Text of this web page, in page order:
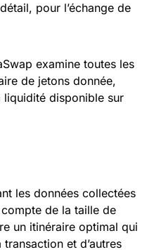
pour l’échange de
examine toutes les
de jetons donnée,
disponible sur
les données collectées
de la taille de
un itinéraire optimal qui
et d’autres